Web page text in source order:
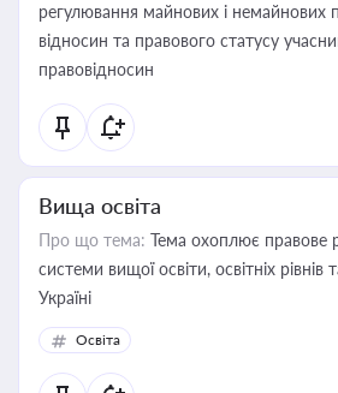
регулювання майнових і немайнових
відносин та правового статусу
правовідносин
Вища освіта
Про що тема: Тема охоплює правове
системи вищої освіти, освітніх рівнів
Україні
Освіта